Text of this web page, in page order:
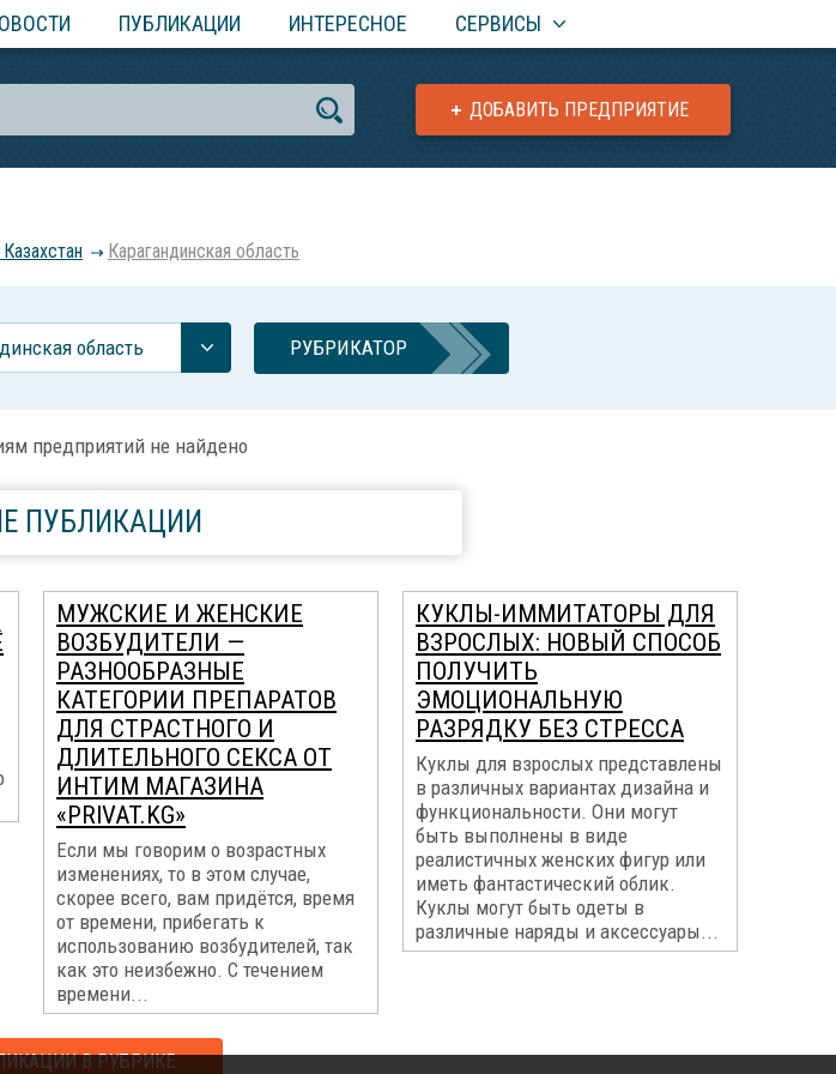
ПУБЛИКАЦИИ ИНТЕРЕСНОЕ СЕРВИСЫ
ДОБАВИТЬ ПРЕДПРИЯТИЕ
Карагандинская область
область РУБРИКАТОР
предприятий не найдено
ПУБЛИКАЦИИ
МУЖСКИЕ И ЖЕНСКИЕ
ВОЗБУДИТЕЛИ —
РАЗНООБРАЗНЫЕ
КАТЕГОРИИ ПРЕПАРАТОВ
ДЛЯ СТРАСТНОГО И
ДЛИТЕЛЬНОГО СЕКСА ОТ
ИНТИМ МАГАЗИНА
«PRIVAT.KG»
Если мы говорим о возрастных
изменениях, то в этом случае,
скорее всего, вам придётся, время
от времени, прибегать к
использованию возбудителей, так
как это неизбежно. С течением
времени...
КУКЛЫ-ИММИТАТОРЫ ДЛЯ
ВЗРОСЛЫХ: НОВЫЙ СПОСОБ
ПОЛУЧИТЬ
ЭМОЦИОНАЛЬНУЮ
РАЗРЯДКУ БЕЗ СТРЕССА
Куклы для взрослых представлены
в различных вариантах дизайна и
функциональности. Они могут
быть выполнены в виде
реалистичных женских фигур или
иметь фантастический облик.
Куклы могут быть одеты в
различные наряды и аксессуары...
В РУБРИКЕ